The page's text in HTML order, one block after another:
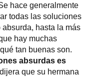
hace generalmente
todas las soluciones
hasta la más
hay muchas
tan buenas son.
absurdas es
que su hermana